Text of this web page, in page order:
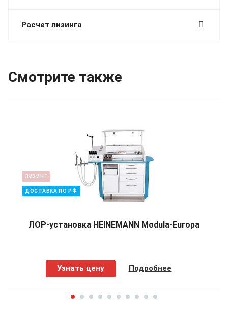
Расчет лизинга
Смотрите также
ЛИЗИНГ
ДОСТАВКА ПО РФ
ЛОР-установка HEINEMANN Modula-Europa
Узнать цену Подробнее